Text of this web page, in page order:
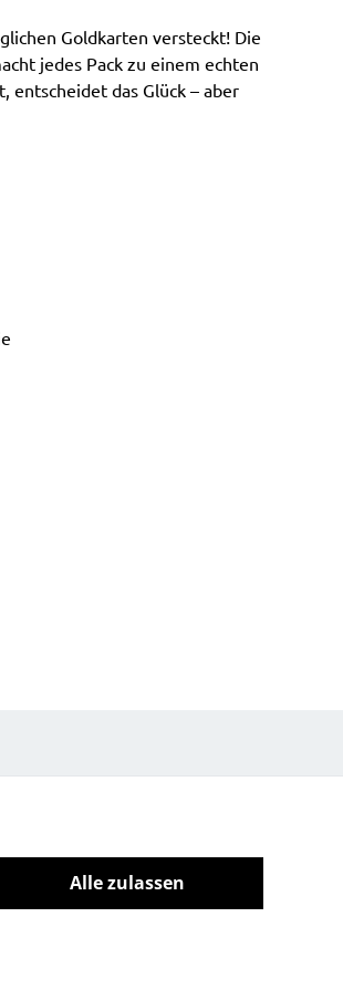
Goldkarten versteckt! Die
jedes Pack zu einem echten
entscheidet das Glück – aber
Alle zulassen